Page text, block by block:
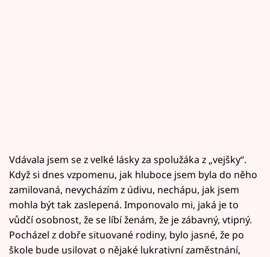
Vdávala jsem se z velké lásky za spolužáka z „vejšky“.
Když si dnes vzpomenu, jak hluboce jsem byla do něho
zamilovaná, nevycházím z údivu, nechápu, jak jsem
mohla být tak zaslepená. Imponovalo mi, jaká je to
vůdčí osobnost, že se líbí ženám, že je zábavný, vtipný.
Pocházel z dobře situované rodiny, bylo jasné, že po
škole bude usilovat o nějaké lukrativní zaměstnání,